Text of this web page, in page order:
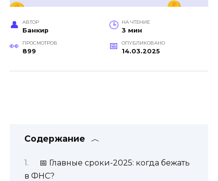
АВТОР
Банкир
НА ЧТЕНИЕ
3 мин
ПРОСМОТРОВ
899
ОПУБЛИКОВАНО
14.03.2025
Содержание
📅 Главные сроки-2025: когда бежать
в ФНС?